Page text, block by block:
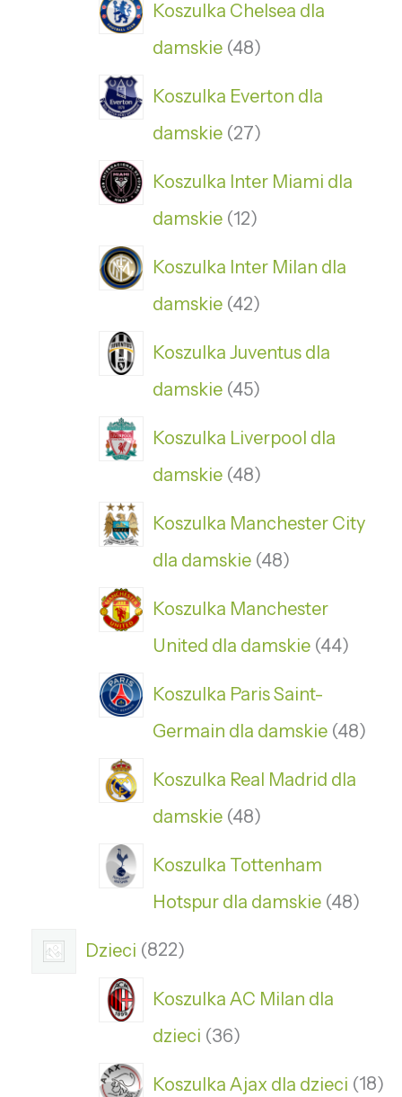
Koszulka Chelsea dla
damskie 48
Koszulka Everton dla
damskie 27
Koszulka Inter Miami dla
damskie 12
Koszulka Inter Milan dla
damskie 42
Koszulka Juventus dla
damskie 45
Koszulka Liverpool dla
damskie 48
Koszulka Manchester City
dla damskie 48
Koszulka Manchester
United dla damskie 44
Koszulka Paris Saint-
Germain dla damskie 48
Koszulka Real Madrid dla
damskie 48
Koszulka Tottenham
Hotspur dla damskie 48
Dzieci 822
Koszulka AC Milan dla
dzieci 36
Koszulka Ajax dla dzieci 18